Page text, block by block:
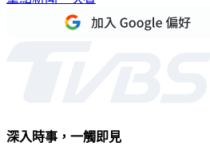
深入時事，一觸即見